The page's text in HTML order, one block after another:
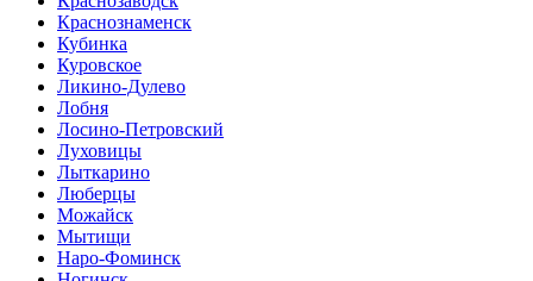
Краснознаменск
Кубинка
Куровское
Ликино-Дулево
Лобня
Лосино-Петровский
Луховицы
Лыткарино
Люберцы
Можайск
Мытищи
Наро-Фоминск